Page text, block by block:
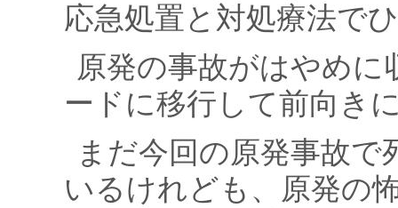
応急処置と対処療法で
原発の事故がはやめ
ードに移行して前向き
まだ今回の原発事故
いるけれども、原発の